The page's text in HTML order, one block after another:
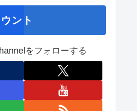
ント
をフォローする